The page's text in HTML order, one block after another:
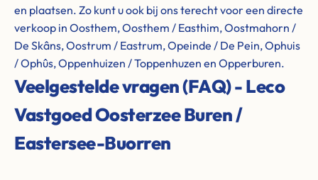
en plaatsen. Zo kunt u ook bij ons terecht voor een directe
verkoop in Oosthem, Oosthem / Easthim, Oostmahorn /
De Skâns, Oostrum / Eastrum, Opeinde / De Pein, Ophuis
/ Ophûs, Oppenhuizen / Toppenhuzen en Opperburen.
Veelgestelde vragen (FAQ) - Leco
Vastgoed Oosterzee Buren /
Eastersee-Buorren